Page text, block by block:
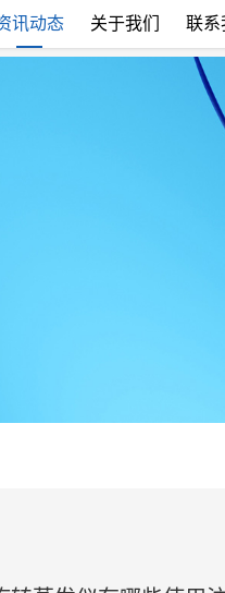
讯动态 关于我们 联系